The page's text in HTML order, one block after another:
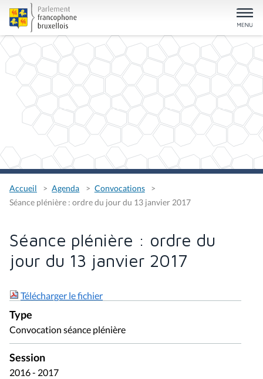
Accueil Agenda
Convocations
Séance plénière : ordre du jour du 13 janvier 2017
Séance plénière : ordre du
jour du 13 janvier 2017
Télécharger le fichier
Type
Convocation séance plénière
Session
2016 - 2017